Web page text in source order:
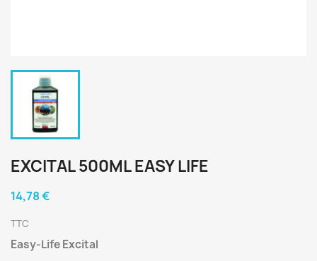
EXCITAL 500ML EASY LIFE
14,78 €
TTC
Easy-Life Excital